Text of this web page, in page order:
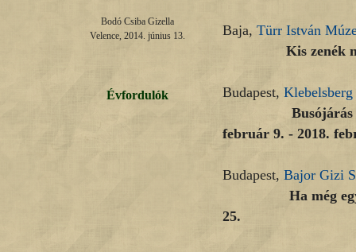
Bodó Csiba Gizella
Velence, 2014. június 13.
Évfordulók
Baja, Türr István
Kis zenék
Budapest,
Busójárás –
február 9. - 2018.
Budapest, Bajor Gizi
Ha még
25.